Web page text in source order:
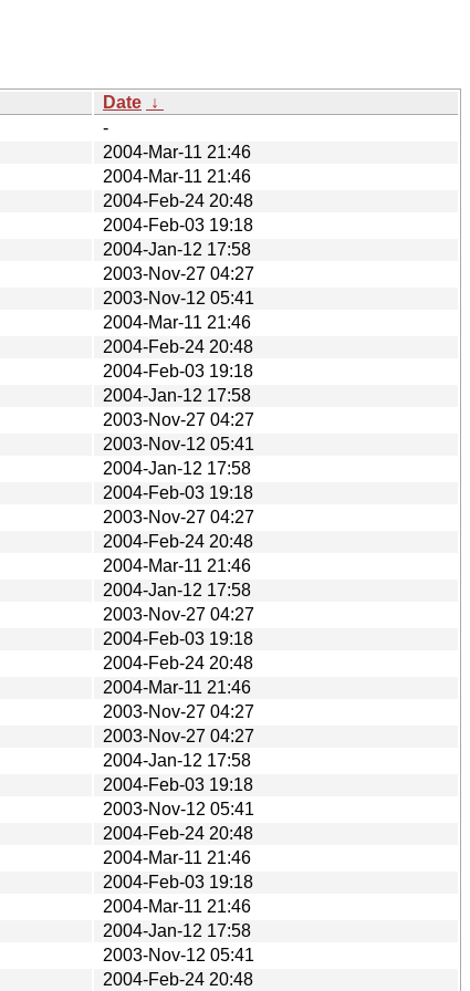
Date ↓
-
2004-Mar-11 21:46
2004-Mar-11 21:46
2004-Feb-24 20:48
2004-Feb-03 19:18
2004-Jan-12 17:58
2003-Nov-27 04:27
2003-Nov-12 05:41
2004-Mar-11 21:46
2004-Feb-24 20:48
2004-Feb-03 19:18
2004-Jan-12 17:58
2003-Nov-27 04:27
2003-Nov-12 05:41
2004-Jan-12 17:58
2004-Feb-03 19:18
2003-Nov-27 04:27
2004-Feb-24 20:48
2004-Mar-11 21:46
2004-Jan-12 17:58
2003-Nov-27 04:27
2004-Feb-03 19:18
2004-Feb-24 20:48
2004-Mar-11 21:46
2003-Nov-27 04:27
2003-Nov-27 04:27
2004-Jan-12 17:58
2004-Feb-03 19:18
2003-Nov-12 05:41
2004-Feb-24 20:48
2004-Mar-11 21:46
2004-Feb-03 19:18
2004-Mar-11 21:46
2004-Jan-12 17:58
2003-Nov-12 05:41
2004-Feb-24 20:48